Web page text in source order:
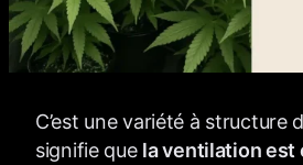
C’est une variété à structure
signifie que la ventilation est